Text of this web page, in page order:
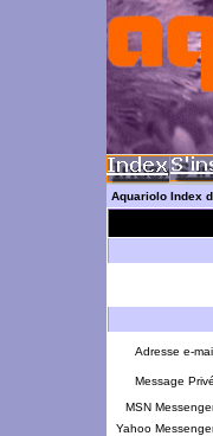
Aquariolo Index
Adresse e-
Message
MSN
Yahoo